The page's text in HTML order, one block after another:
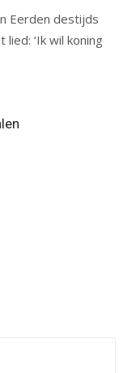
Eerden destijds
‘Ik wil koning